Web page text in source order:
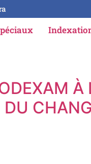
À
DU